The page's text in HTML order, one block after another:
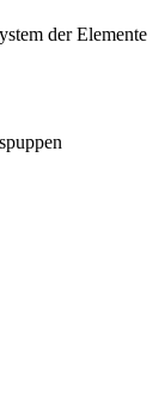
der Elemente